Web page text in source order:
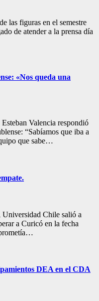
las figuras en el semestre
de atender a la prensa día
«Nos queda una
Valencia respondió
“Sabíamos que iba a
que sabe…
Universidad Chile salió a
a Curicó en la fecha
DEA en el CDA